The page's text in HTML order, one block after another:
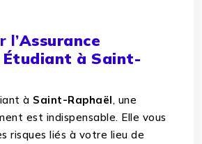
l’Assurance
Étudiant à Saint-
à Saint-Raphaël, une
est indispensable. Elle vous
risques liés à votre lieu de